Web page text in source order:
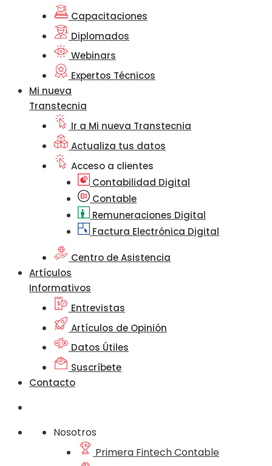
Capacitaciones
Diplomados
Webinars
Expertos Técnicos
Mi nueva
Transtecnia
Ir a Mi nueva Transtecnia
Actualiza tus datos
Acceso a clientes
Contabilidad Digital
Contable
Remuneraciones Digital
Factura Electrónica Digital
Centro de Asistencia
Artículos
Informativos
Entrevistas
Artículos de Opinión
Datos Útiles
Suscríbete
Contacto
Nosotros
Primera Fintech Contable